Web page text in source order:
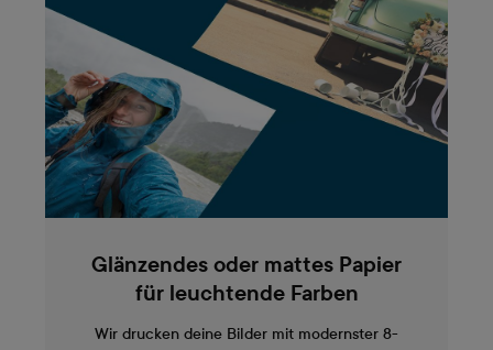
Glänzendes oder mattes Papier
für leuchtende Farben
Wir drucken deine Bilder mit modernster 8-